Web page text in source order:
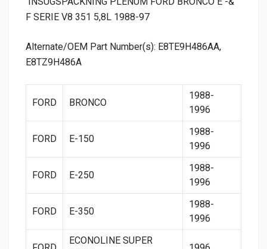
F SERIE V8 351 5,8L 1988-97
Alternate/OEM Part Number(s): E8TE9H486AA,
E8TZ9H486A
FORD BRONCO
1988-
1996
FORD E-150
1988-
1996
FORD E-250
1988-
1996
FORD E-350
1988-
1996
ECONOLINE SUPER